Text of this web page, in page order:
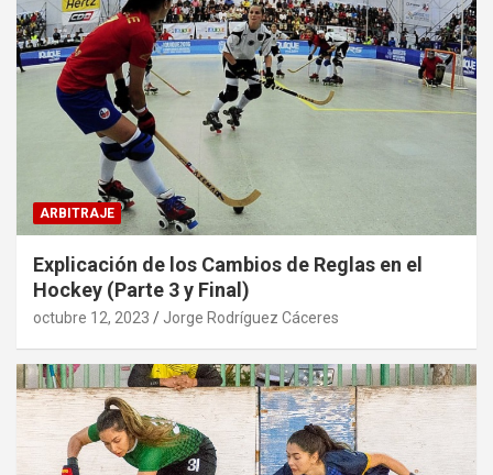
ARBITRAJE
Explicación de los Cambios de Reglas en el
Hockey (Parte 3 y Final)
octubre 12, 2023 Jorge Rodríguez Cáceres